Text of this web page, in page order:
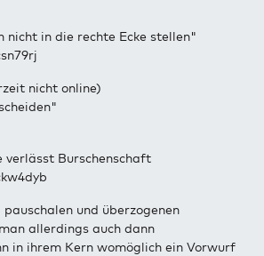
nicht in die rechte Ecke stellen"
nicht online)
Burschenschaft
pauschalen und überzogenen
allerdings auch dann
in ihrem Kern womöglich ein Vorwurf